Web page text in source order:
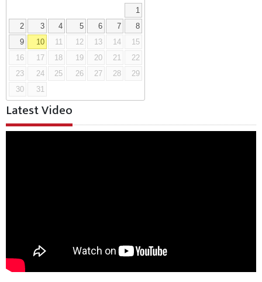
1
2
3 4 5 6 7
8
9
10 11 12 13 14
15
16
17 18 19 20 21
22
23
24 25 26 27 28
29
30
31
Latest Video